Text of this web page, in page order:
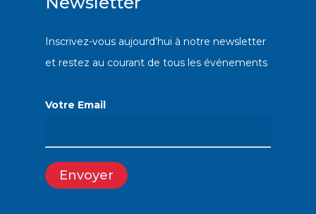
Inscrivez-vous aujourd’hui à notre newsletter
et restez au courant de tous les événements
Votre Email